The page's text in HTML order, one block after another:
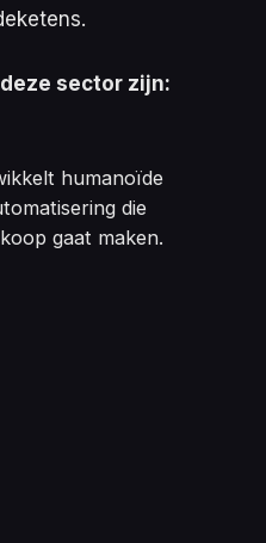
sector zijn:
humanoïde
die
gaat maken.